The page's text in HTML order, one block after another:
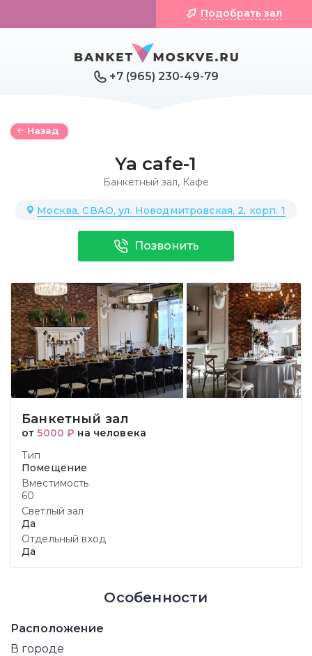
+7 (965) 230-49-79
Подобрать зал
Назад
Ya cafe-1
Банкетный зал, Кафе
Москва, СВАО, ул. Новодмитровская, 2, корп. 1
Позвонить
Банкетный зал
от5000 ₽ на человека
Тип
Помещение
Вместимость
60
Светлый зал
Да
Отдельный вход
Да
Особенности
Расположение
В городе